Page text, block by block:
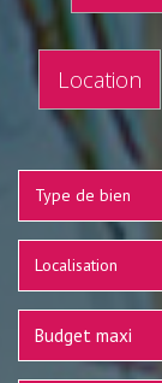
Location
Type de bien
Localisation